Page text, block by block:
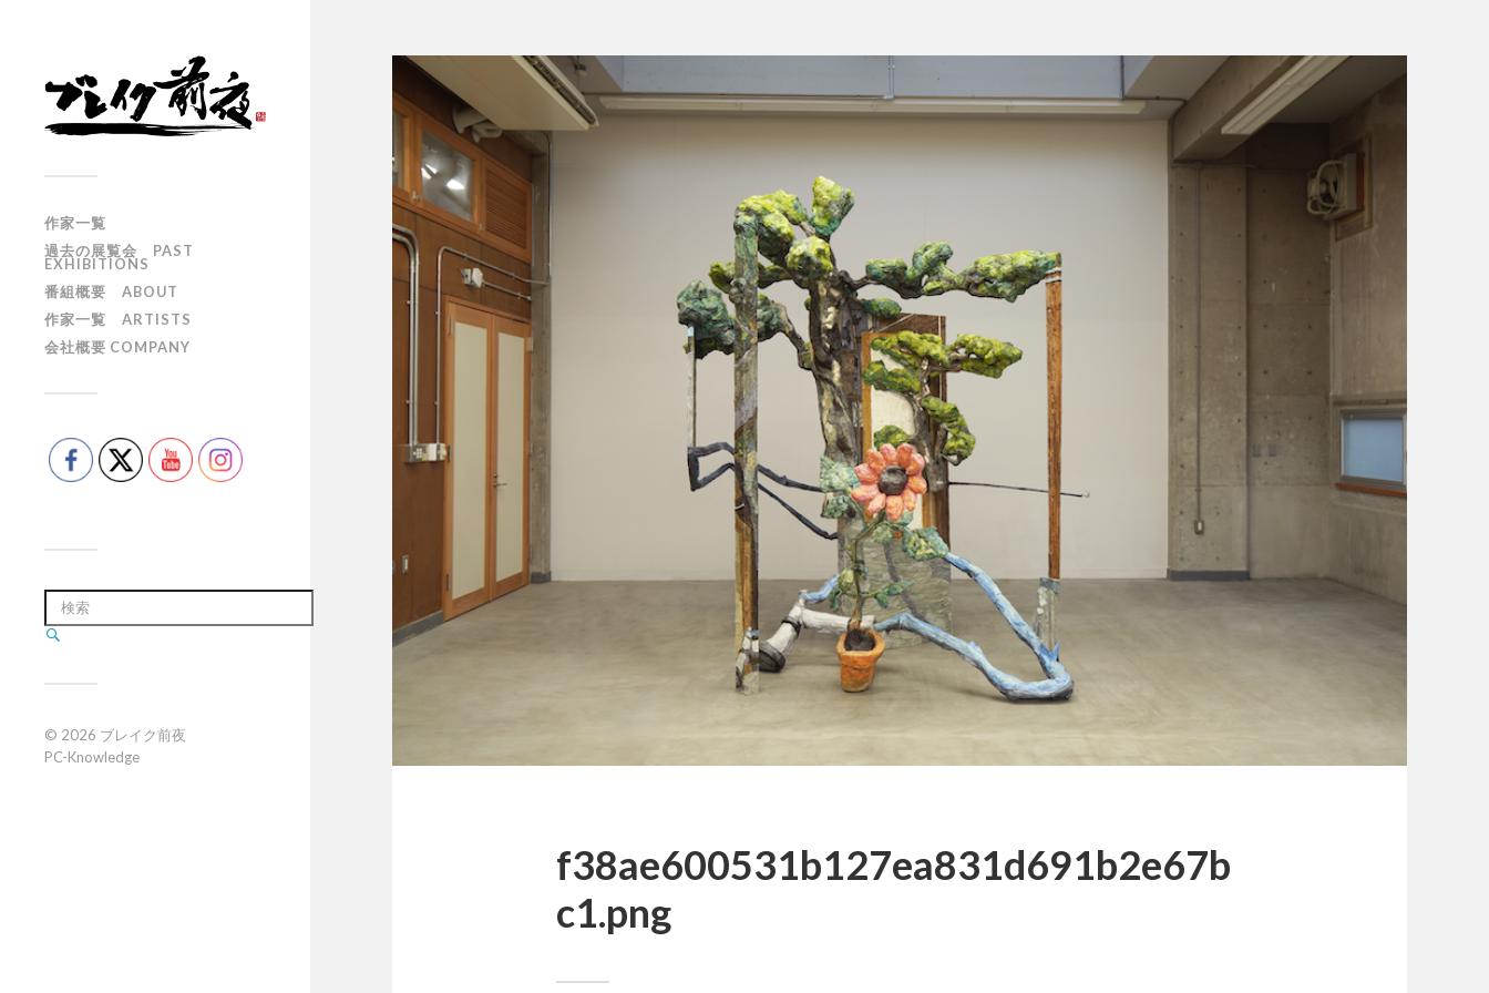
作家一覧
過去の展覧会 PAST
EXHIBITIONS
番組概要 ABOUT
作家一覧 ARTISTS
会社概要 COMPANY
© 2026 ブレイク前夜
PC-Knowledge
f38ae600531b127ea831d691b2e67b
c1.png